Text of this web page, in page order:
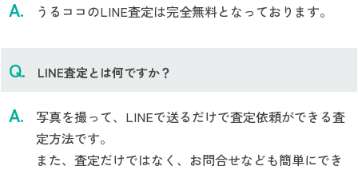
うるココのLINE査定は完全無料となっております。
LINE査定とは何ですか？
写真を撮って、LINEで送るだけで査定依頼ができる査
定方法です。
また、査定だけではなく、お問合せなども簡単にでき